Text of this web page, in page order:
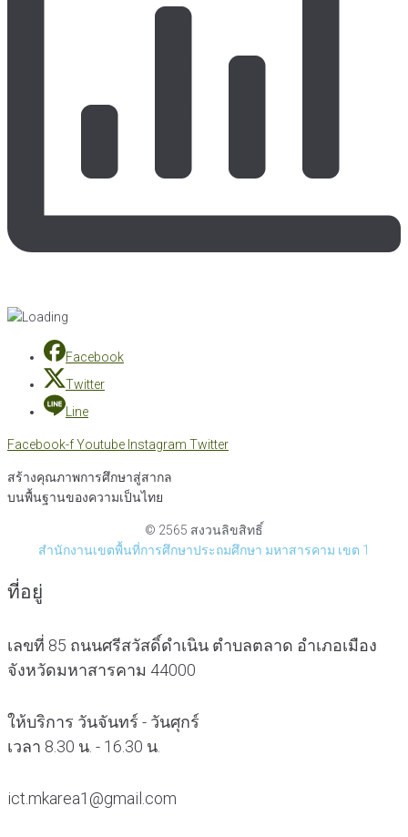
Facebook
Twitter
Line
Facebook-fYoutube Instagram Twitter
สร้างคุณภาพการศึกษาสู่สากล
บนพื้นฐานของความเป็นไทย
© 2565 สงวนลิขสิทธิ์
สำนักงานเขตพื้นที่การศึกษาประถมศึกษา มหาสารคาม เขต 1
ที่อยู่
เลขที่ 85 ถนนศรีสวัสดิ์ดำเนิน ตำบลตลาด อำเภอเมือง
จังหวัดมหาสารคาม 44000
ให้บริการ วันจันทร์ - วันศุกร์
เวลา 8.30 น. - 16.30 น.
ict.mkarea1@gmail.com